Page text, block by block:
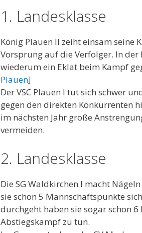
1. Landesklasse
König Plauen II zeiht einsam seine
Vorsprung auf die Verfolger. In der
wiederum ein Eklat beim Kampf
Plauen]
Der VSC Plauen I tut sich schwer
gegen den direkten Konkurrenten
im nächsten Jahr große
vermeiden.
2. Landesklasse
Die SG Waldkirchen I macht
sie schon 5 Mannschaftspunkte
durchgeht haben sie sogar schon
Abstiegskampf zu tun.